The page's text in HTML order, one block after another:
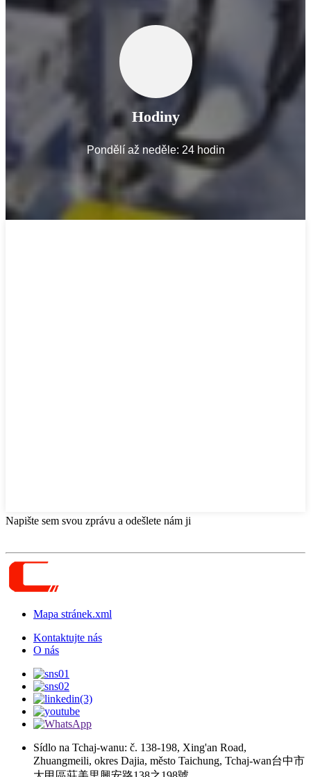
Hodiny
Pondělí až neděle: 24 hodin
Napište sem svou zprávu a odešlete nám ji
Mapa stránek.xml
Kontaktujte nás
O nás
Sídlo na Tchaj-wanu: č. 138-198, Xing'an Road,
Zhuangmeili, okres Dajia, město Taichung, Tchaj-wan台中市